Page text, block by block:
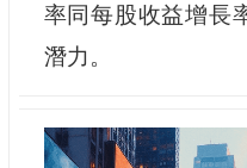
率同每股收益增長
潛力。